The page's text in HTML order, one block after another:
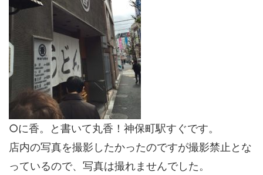
○に香。と書いて丸香 ！神保町駅すぐです。
店内の写真を撮影したかったのですが撮影禁止とな
っているので、写真は撮れませんでした。